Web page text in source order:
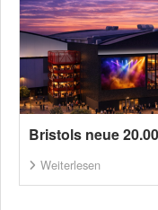
Bristols neue
Weiterlesen